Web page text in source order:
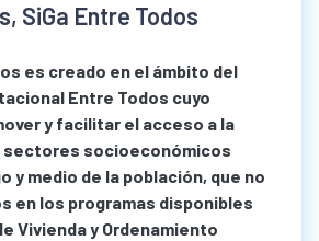
SiGa Entre Todos
es creado en el ámbito del
Entre Todos cuyo
y facilitar el acceso a la
sectores socioeconómicos
y medio de la población, que no
en los programas disponibles
Vivienda y Ordenamiento